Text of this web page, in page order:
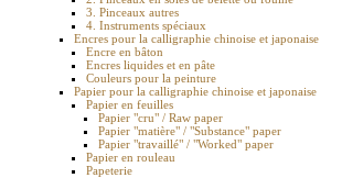
3. Pinceaux autres
4. Instruments spéciaux
Encres pour la calligraphie chinoise et japonaise
Encre en bâton
Encres liquides et en pâte
Couleurs pour la peinture
Papier pour la calligraphie chinoise et japonaise
Papier en feuilles
Papier "cru" / Raw paper
Papier "matière" / "Substance" paper
Papier "travaillé" / "Worked" paper
Papier en rouleau
Papeterie